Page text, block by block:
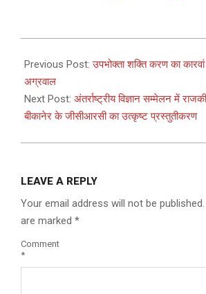
12-
01
Previous Post:उपभोक्ता शक्ति करण का
अग्रवाल
Next Post: अंतर्राष्ट्रीय विज्ञान सम्मेलन में
बीकानेर के जीसीआरसी का उत्कृष्ट प्रस्तुतीकरण
LEAVE A REPLY
Your email address will not be published.
are marked *
Comment
*